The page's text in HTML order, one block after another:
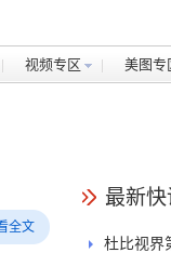
视频专区 美图专
全文
最新快
杜比视界